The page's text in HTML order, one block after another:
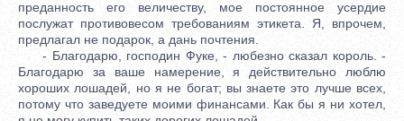
преданность его величеству, мое постоянное усердие
послужат противовесом требованиям этикета. Я, впрочем,
предлагал не подарок, а дань почтения.
- Благодарю, господин Фуке, - любезно сказал король. -
Благодарю за ваше намерение, я действительно люблю
хороших лошадей, но я не богат; вы знаете это лучше всех,
потому что заведуете моими финансами. Как бы я ни хотел,